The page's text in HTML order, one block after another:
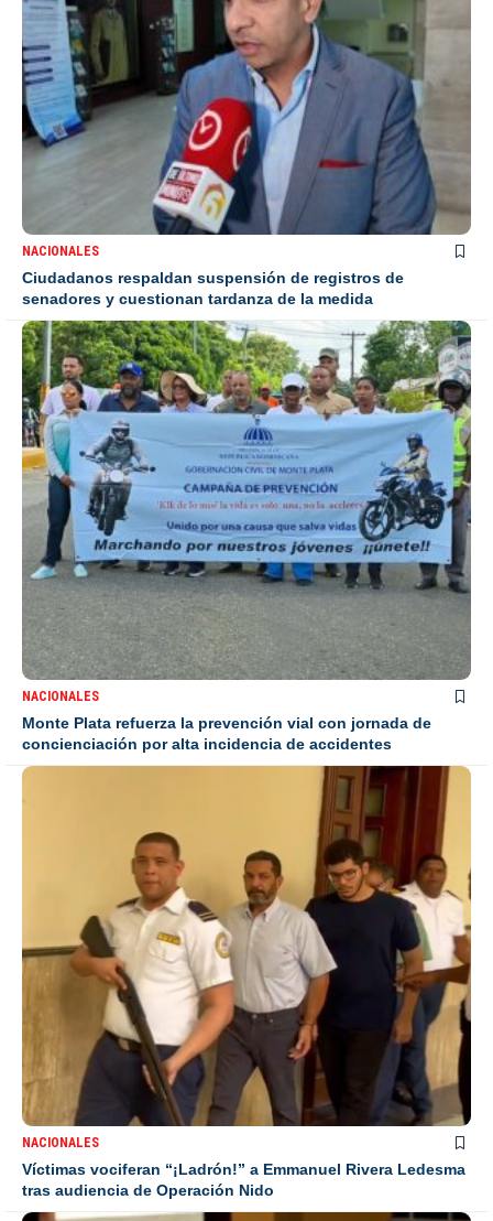
NACIONALES
Ciudadanos respaldan suspensión de registros de
senadores y cuestionan tardanza de la medida
NACIONALES
Monte Plata refuerza la prevención vial con jornada de
concienciación por alta incidencia de accidentes
NACIONALES
Víctimas vociferan “¡Ladrón!” a Emmanuel Rivera Ledesma
tras audiencia de Operación Nido